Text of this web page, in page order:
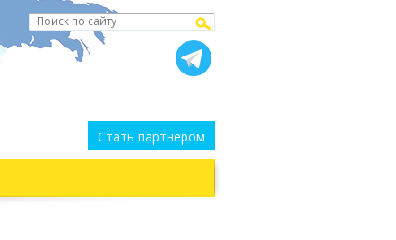
Стать партнером